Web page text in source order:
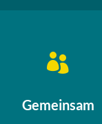

Gemeinsam